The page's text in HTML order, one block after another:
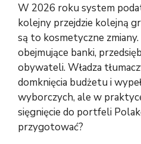
W 2026 roku system
kolejny przejdzie kolejną
są to kosmetyczne
obejmujące banki,
obywateli. Władza
domknięcia budżetu i
wyborczych, ale w
sięgnięcie do portfeli
przygotować?